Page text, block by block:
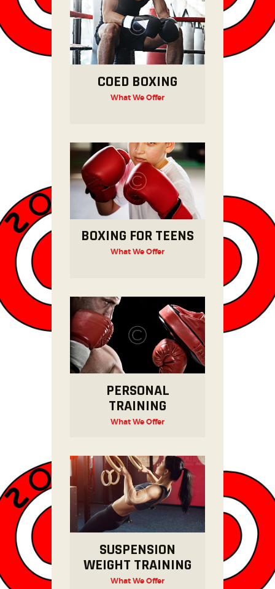
COED BOXING
What We Offer
BOXING FOR TEENS
What We Offer
PERSONAL
TRAINING
What We Offer
SUSPENSION
WEIGHT TRAINING
What We Offer